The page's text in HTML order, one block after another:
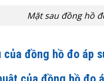
Mặt sau đồng hồ
của đồng hồ đo áp